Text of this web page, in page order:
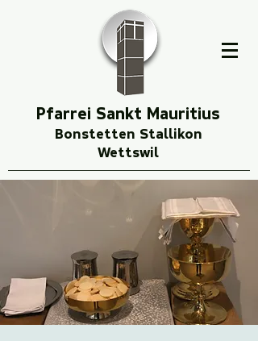
Pfarrei Sankt Mauritius
Bonstetten Stallikon
Wettswil